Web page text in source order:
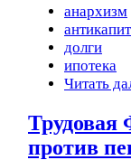
анархизм
долги
ипотека
Читать
Трудовая
против